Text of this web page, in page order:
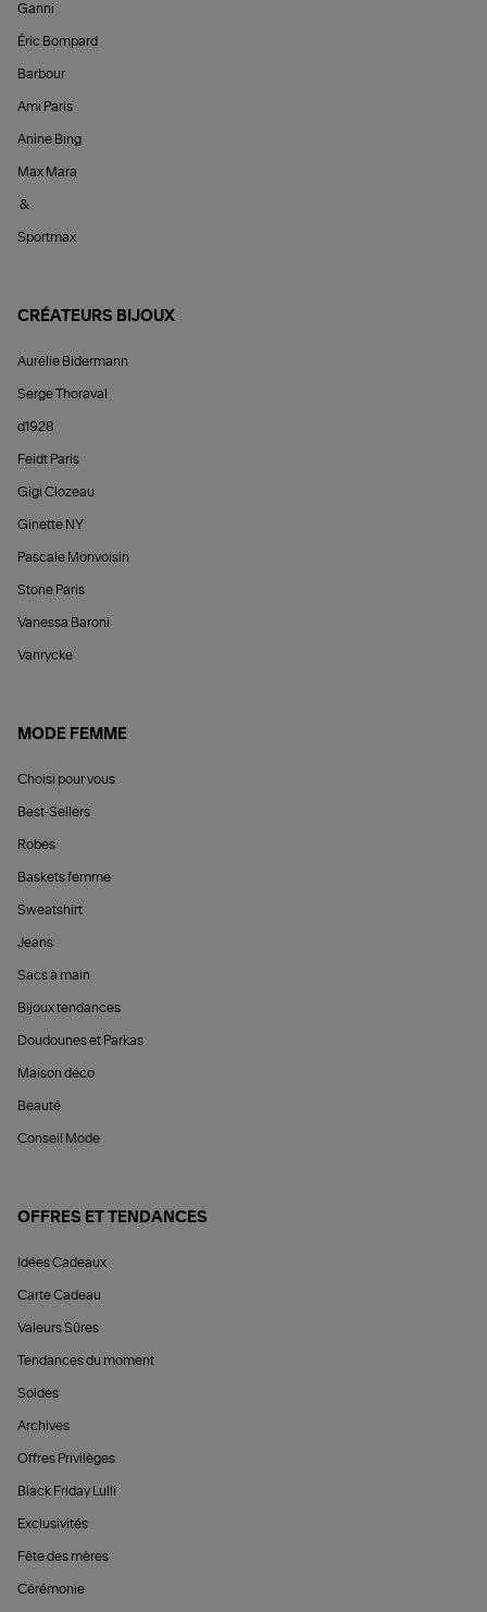
Ganni
Éric Bompard
Barbour
Ami Paris
Anine Bing
Max Mara
&
Sportmax
CRÉATEURS BIJOUX
Aurélie Bidermann
Serge Thoraval
d1928
Feidt Paris
Gigi Clozeau
Ginette NY
Pascale Monvoisin
Stone Paris
Vanessa Baroni
Vanrycke
MODE FEMME
Choisi pour vous
Best-Sellers
Robes
Baskets femme
Sweatshirt
Jeans
Sacs à main
Bijoux tendances
Doudounes et Parkas
Maison déco
Beauté
Conseil Mode
OFFRES ET TENDANCES
Idées Cadeaux
Carte Cadeau
Valeurs Sûres
Tendances du moment
Soldes
Archives
Offres Privilèges
Black Friday Lulli
Exclusivités
Fête des mères
Cérémonie